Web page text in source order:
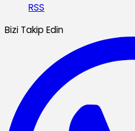
RSS
Bizi Takip Edin